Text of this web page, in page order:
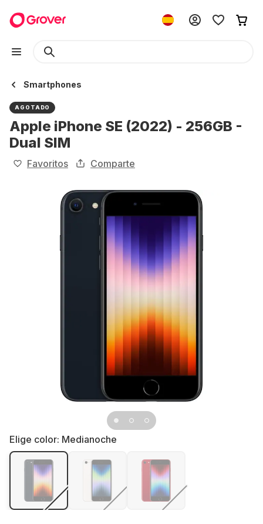
Smartphones
AGOTADO
Apple iPhone SE (2022) - 256GB -
Dual SIM
Favoritos Comparte
Elige color: Medianoche